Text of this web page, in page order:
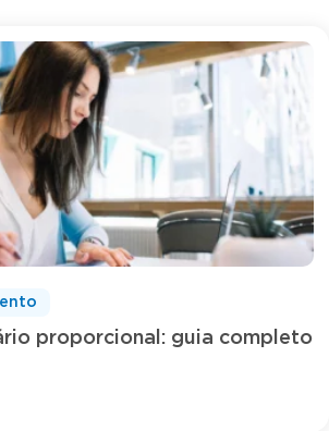
proporcional: guia completo